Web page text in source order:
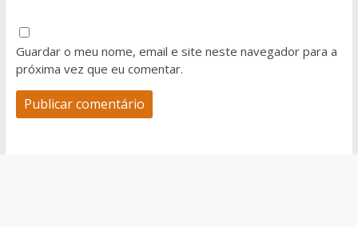
Guardar o meu nome, email e site neste navegador para a
próxima vez que eu comentar.